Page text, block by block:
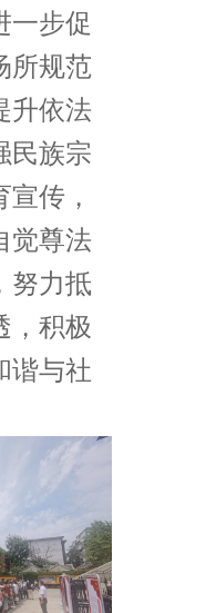
一步促
所规范
升依法
民族宗
传，
觉尊法
努力抵
，积极
谐与社